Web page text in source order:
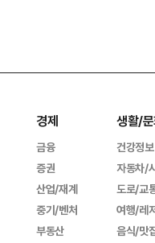
경제
금융
증권
산업/재계
중기/벤처
부동산
생활/
건강정보
자동차/
도로/교
여행/레
음식/맛